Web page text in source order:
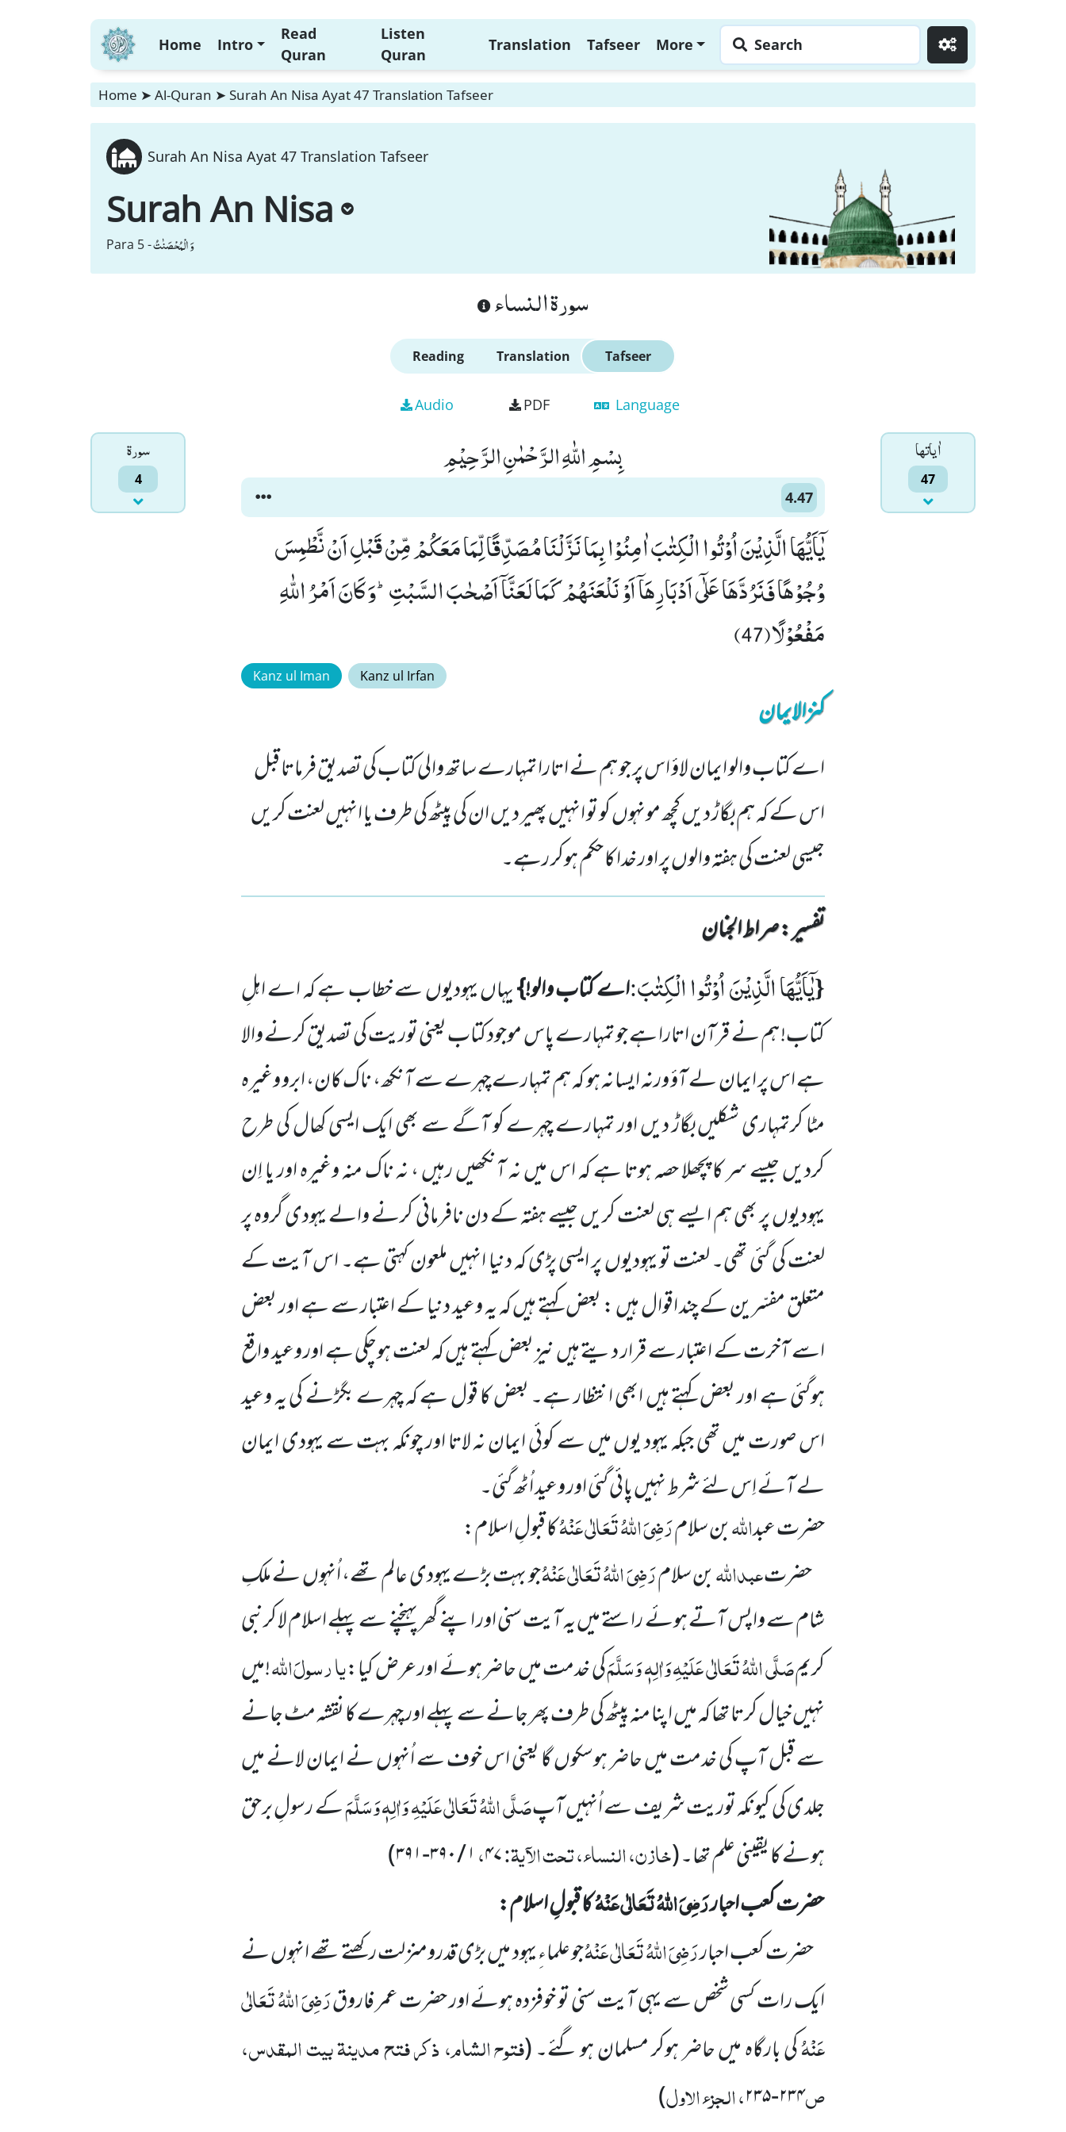
Home Intro
Read
Quran
Listen
Quran
Translation Tafseer More Search
Home ➤ Al-Quran ➤ Surah An Nisa Ayat 47 Translation Tafseer
Surah An Nisa Ayat 47 Translation Tafseer
Surah An Nisa
Para 5 -وَ الْمُحْصَنٰتُ
سورة النساء
Reading Translation Tafseer
Audio PDF Language
سورۃ
4
اٰياتها
47
بِسْمِ اللّٰهِ الرَّحْمٰنِ الرَّحِیْمِ
4.47
یٰۤاَیُّهَا الَّذِیْنَ اُوْتُوا الْكِتٰبَ اٰمِنُوْا بِمَا نَزَّلْنَا مُصَدِّقًا لِّمَا مَعَكُمْ مِّنْ قَبْلِ اَنْ نَّطْمِسَ
وُجُوْهًا فَنَرُدَّهَا عَلٰۤى اَدْبَارِهَاۤ اَوْ نَلْعَنَهُمْ كَمَا لَعَنَّاۤ اَصْحٰبَ السَّبْتِؕ-وَ كَانَ اَمْرُ اللّٰهِ
مَفْعُوْلًا(47)
Kanz ul Iman Kanz ul Irfan
کنزالایمان
اے کتاب والو ایمان لاؤ اس پر جو ہم نے اتارا تمہارے ساتھ والی کتاب کی تصدیق فرماتا قبل
اس کے کہ ہم بگاڑ دیں کچھ مونہوں کو تو انہیں پھیر دیں ان کی پیٹھ کی طرف یا انہیں لعنت کریں
جیسی لعنت کی ہفتہ والوں پر اور خدا کا حکم ہوکر رہے۔
تفسیر : ‎صراط الجنان
{یٰۤاَیُّهَا الَّذِیْنَ اُوْتُوا الْكِتٰبَ:اے کتاب والو!}یہاں یہودیوں سے خطاب ہے کہ اے اہلِ
کتاب! ہم نے قرآناتارا ہے جو تمہارے پاس موجود کتاب یعنی توریت کی تصدیق کرنے والا
ہے اس پر ایمان لے آؤ ورنہ ایسا نہ ہو کہ ہم تمہارےچہرے سے آنکھ، ناک کان، ابرو وغیرہ
مٹا کرتمہاری شکلیں بگاڑ دیں اور تمہارے چہرے کو آگے سے بھی ایک ایسی کھالکی طرح
کردیں جیسے سر کا پچھلا حصہ ہوتا ہے کہ اس میں نہ آنکھیں رہیں ، نہ ناک منہ وغیرہ اور یا اِن
یہودیوں پر بھی ہم ایسےہی لعنت کریں جیسے ہفتہ کے دن نافرمانی کرنے والے یہودی گروہ پر
لعنت کی گئی تھی۔ لعنت تو یہودیوں پر ایسی پڑی کہ دنیا انہیں ملعون کہتی ہے۔ اس آیت کے
متعلق مفسّرین کے چند اقوال ہیں : بعض کہتے ہیں کہ یہ وعید دنیا کے اعتبار سے ہے اور بعض
اسے آخرت کے اعتبار سے قرار دیتے ہیں نیز بعض کہتے ہیں کہ لعنت ہوچکی ہے اور وعید واقع
ہوگئی ہے اور بعض کہتے ہیں ابھی انتظار ہے۔ بعض کا قول ہے کہ چہرے بگڑنے کی یہ وعید
اس صورت میں تھی جبکہ یہود یوں میں سے کوئی ایمان نہ لاتا اور چونکہ بہت سے یہودی ایمان
لے آئے اِس لئے شرط نہیں پائی گئی اور وعید اُٹھ گئی۔
حضرت عبداللہبن سلامرَضِیَ اللہُ تَعَالٰی عَنْہُکا قبولِ اسلام:
حضرتعبداللہبن سلامرَضِیَ اللہُ تَعَالٰی عَنْہُجو بہت بڑے یہودی عالم تھے، اُنہوں نے ملکِ
شام سے واپس آتے ہوئے راستے میں یہ آیت سنی اور اپنے گھر پہنچنے سے پہلے اسلام لا کرنبی
کریمصَلَّی اللہُ تَعَالٰی عَلَیْہِ وَاٰلِہٖ وَسَلَّمَکی خدمتمیں حاضر ہوئے اور عرض کیا:یارسولَاللہ!میں
نہیں خیال کرتا تھا کہ میں اپنا منہ پیٹھ کی طرف پھر جانے سے پہلے اور چہرےکا نقشہ مٹ جانے
سے قبل آپ کی خدمت میں حاضر ہوسکوں گا یعنی اس خوف سے اُنہوں نے ایمان لانے میں
جلدی کی کیونکہ توریت شریف سے اُنہیں آپصَلَّی اللہُ تَعَالٰی عَلَیْہِ وَاٰلِہٖ وَسَلَّمَکے رسولِ برحق
ہونے کا یقینی علم تھا۔(خازن، النساء، تحت الآیۃ:۴۷،۱/۳۹۰-۳۹۱)
حضرت کعب احباررَضِیَ اللہُ تَعَالٰی عَنْہُکا قبولِ اسلام:
حضرت کعب احباررَضِیَ اللہُ تَعَالٰی عَنْہُجو علماءِ یہود میں بڑی قدرومنزلت رکھتے تھے انہوں نے
ایک رات کسی شخص سے یہی آیت سنی تو خوفزدہ ہوئے اور حضرت عمر فاروقرَضِیَ اللہُ تَعَالٰی
عَنْہُکی بارگاہ میں حاضر ہوکر مسلمان ہو گئے۔(فتوح الشام، ذکر فتح مدینۃ بیت المقدس،
ص۲۳۴-۲۳۵، الجزء الاول)